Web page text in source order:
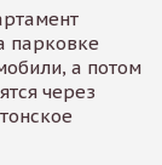
парковке
а потом
через